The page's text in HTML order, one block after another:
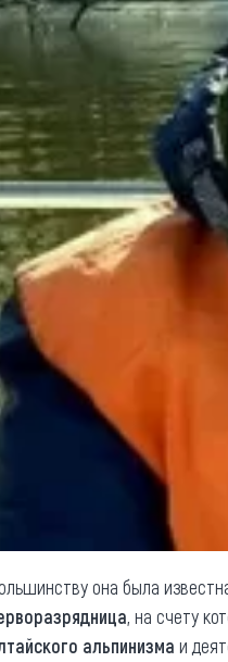
она была
, на счету
альпинизма и